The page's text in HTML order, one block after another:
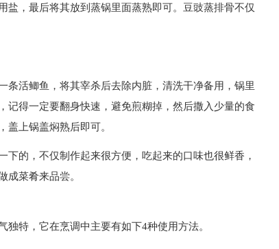
，最后将其放到蒸锅里面蒸熟即可。豆豉蒸排骨不仅
条活鲫鱼，将其宰杀后去除内脏，清洗干净备用，锅里
记得一定要翻身快速，避免煎糊掉，然后撒入少量的食
盖上锅盖焖熟后即可。
的，不仅制作起来很方便，吃起来的口味也很鲜香，
成菜肴来品尝。
特，它在烹调中主要有如下4种使用方法。